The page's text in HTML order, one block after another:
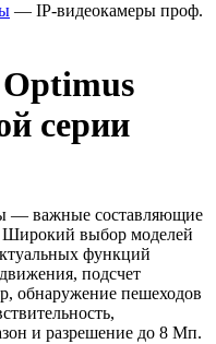
— IP-видеокамеры проф.
серии
— важные составляющие
Широкий выбор моделей
функций
подсчет
обнаружение пешеходов
и разрешение до 8 Мп.